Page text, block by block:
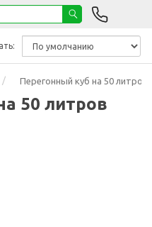
Перегонный куб на 50 литров
50 литров